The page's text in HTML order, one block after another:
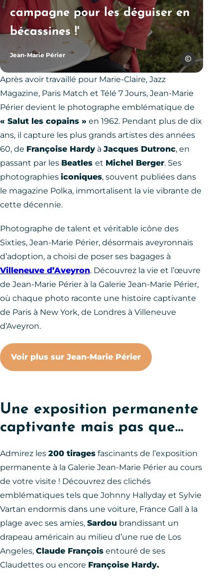
Marc
campagne pour les déguiser en
bécassines !'
Jean-Marie Périer
Après avoir travaillé pour Marie-Claire, Jazz
Magazine, Paris Match et Télé 7 Jours, Jean-Marie
Périer devient le photographe emblématique de
« Salut les copains » en 1962. Pendant plus de dix
ans, il capture les plus grands artistes des années
60, de Françoise Hardy àJacques Dutronc, en
passant par les Beatles et Michel Berger. Ses
photographies iconiques, souvent publiées dans
le magazine Polka, immortalisent la vie vibrante de
cette décennie.
Photographe de talent et véritable icône des
Sixties, Jean-Marie Périer, désormais aveyronnais
d’adoption, a choisi de poser ses bagages à
Villeneuve d’Aveyron. Découvrez la vie et l’œuvre
de Jean-Marie Périer à la Galerie Jean-Marie Périer,
où chaque photo raconte une histoire captivante
de Paris à New York, de Londres à Villeneuve
d’Aveyron.
Voir plus sur Jean-Marie Périer
Une exposition permanente
captivante mais pas que…
Admirez les 200 tirages fascinants de l’exposition
permanente à la Galerie Jean-Marie Périer au cours
de votre visite ! Découvrez des clichés
emblématiques tels que Johnny Hallyday et Sylvie
Vartan endormis dans une voiture, France Gall à la
plage avec ses amies, Sardou brandissant un
drapeau américain au milieu d’une rue de Los
Angeles, Claude François entouré de ses
Claudettes ou encore Françoise Hardy.